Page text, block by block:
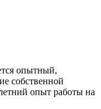
опытный,
собственной
опыт работы на